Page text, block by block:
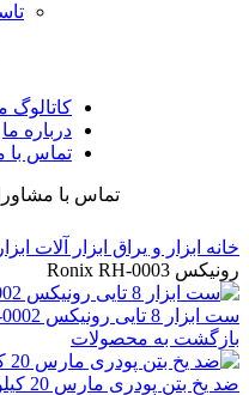
درباره ما
تماس با
تماس با
خانه ابزار و یراق ابزار آلات
رونیکس Ronix RH-0003
ست ابزار 8 تایی رونیکس Ronix RH-0002
بازگشت به محصولات
ضد یخ بتن پودری مارس 20 کیلویی ارسال با باربری MARS